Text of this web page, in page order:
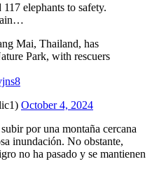
elephants to safety.
Mai, Thailand, has
Park, with rescuers
October 4, 2024
por una montaña cercana
inundación. No obstante,
no ha pasado y se mantienen